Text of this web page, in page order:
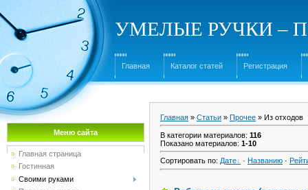
УМЕЛЫЕ РУЧКИ –
Главная Каталог статей Регистрация
Меню сайта
Главная страница
Гостинная
Своими руками
Главная » Статьи » Прочее » Из отходов
В категории материалов: 116
Показано материалов: 1-10
Сортировать по: Дате · Названию ·